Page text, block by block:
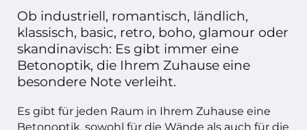
Ob industriell, romantisch, ländlich,
klassisch, basic, retro, boho, glamour oder
skandinavisch: Es gibt immer eine
Betonoptik, die Ihrem Zuhause eine
besondere Note verleiht.
Es gibt für jeden Raum in Ihrem Zuhause eine
Betonoptik, sowohl für die Wände als auch für die